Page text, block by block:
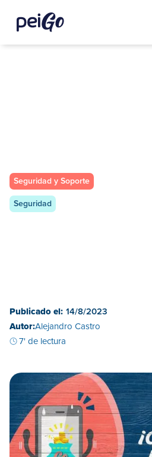
Seguridad y Soporte
Seguridad
Publicado el: 14/8/2023
Autor:Alejandro Castro
7' de lectura